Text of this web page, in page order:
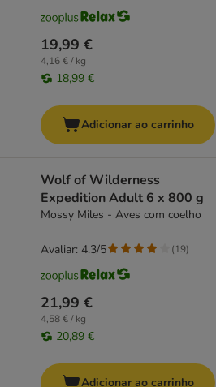
19,99 €
4,16 € / kg
18,99 €
Adicionar ao carrinho
Wolf of Wilderness
Expedition Adult 6 x 800 g
Mossy Miles - Aves com coelho
21,99 €
4,58 € / kg
20,89 €
Avaliar: 4.3/5 (19)
Adicionar ao carrinho